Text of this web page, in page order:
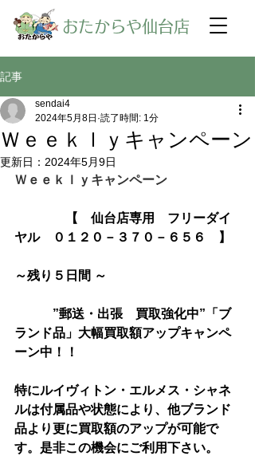
​おたからや仙台店
記事
Ｗｅｅｋｌｙキャンペーン
sendai4
2024年5月8日 読了時間: 1分
更新日： 2024年5月9日
Ｗｅｅｋｌｙキャンペーン
【　仙台店専用　フリーダイ
ヤル　０１２０－３７０－６５６　】
～残り５日間 ～
”郵送・出張　買取強化中”「ブ
ランド品」大幅買取額アップキャンペ
ーン中！！
特にルイヴィトン・エルメス・シャネ
ルは付属品や状態により、他ブランド
品より更に買取額のアップが可能で
す。是非この機会にご利用下さい。